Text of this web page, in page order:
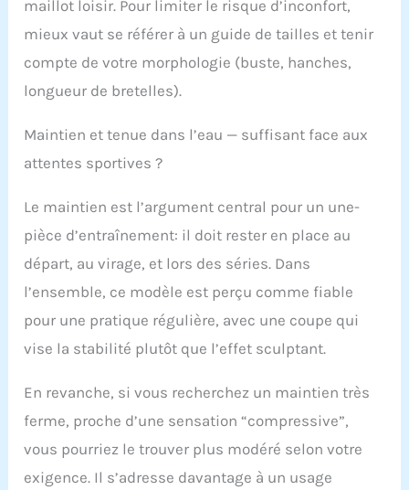
maillot loisir. Pour limiter le risque d’inconfort,
mieux vaut se référer à un guide de tailles et tenir
compte de votre morphologie (buste, hanches,
longueur de bretelles).
Maintien et tenue dans l’eau — suffisant face aux
attentes sportives ?
Le maintien est l’argument central pour un une-
pièce d’entraînement: il doit rester en place au
départ, au virage, et lors des séries. Dans
l’ensemble, ce modèle est perçu comme fiable
pour une pratique régulière, avec une coupe qui
vise la stabilité plutôt que l’effet sculptant.
En revanche, si vous recherchez un maintien très
ferme, proche d’une sensation “compressive”,
vous pourriez le trouver plus modéré selon votre
exigence. Il s’adresse davantage à un usage